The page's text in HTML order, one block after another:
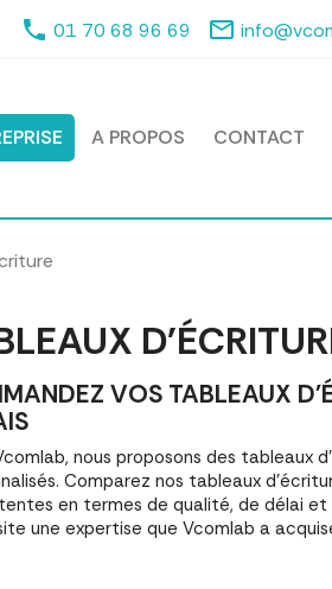
phone 01 70 68 96 69 mail_outline
A PROPOS CONTACT
VOS TABLEAUX
nous proposons des tableaux
Comparez nos tableaux
en termes de qualité, de délai
une expertise que Vcomlab a